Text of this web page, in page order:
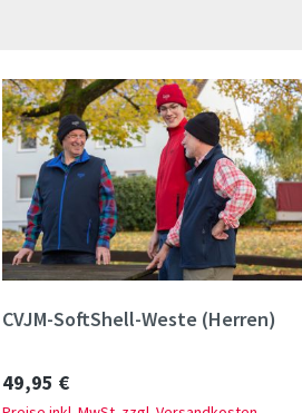
CVJM-SoftShell-Weste (Herren)
Regulärer Preis:
49,95 €